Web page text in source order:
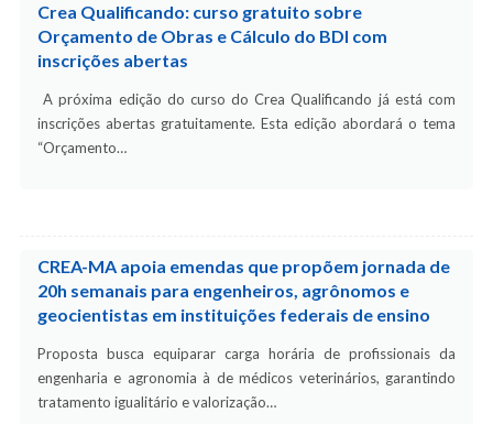
Crea Qualificando: curso gratuito sobre
Orçamento de Obras e Cálculo do BDI com
inscrições abertas
A próxima edição do curso do Crea Qualificando já está com
inscrições abertas gratuitamente. Esta edição abordará o tema
“Orçamento…
CREA-MA apoia emendas que propõem jornada de
20h semanais para engenheiros, agrônomos e
geocientistas em instituições federais de ensino
Proposta busca equiparar carga horária de profissionais da
engenharia e agronomia à de médicos veterinários, garantindo
tratamento igualitário e valorização…